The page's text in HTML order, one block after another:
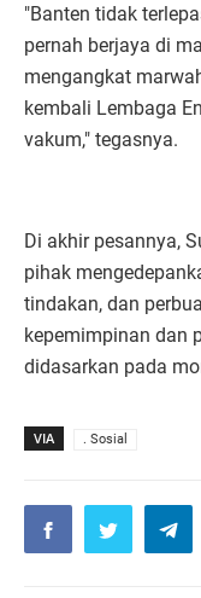
"Banten tidak
pernah berjaya di
mengangkat
kembali Lembaga
vakum," tegasnya.
Di akhir pesannya,
pihak
tindakan, dan
kepemimpinan dan
didasarkan pada
VIA . Sosial